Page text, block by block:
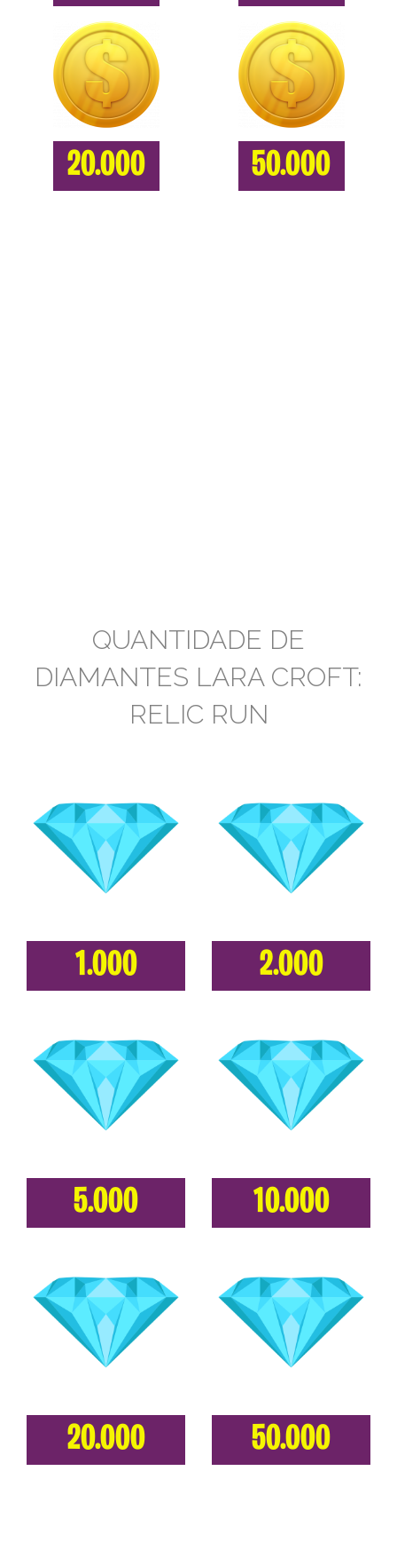
20.000 50.000
QUANTIDADE DE
DIAMANTES LARA CROFT:
RELIC RUN
1.000 2.000
5.000 10.000
20.000 50.000